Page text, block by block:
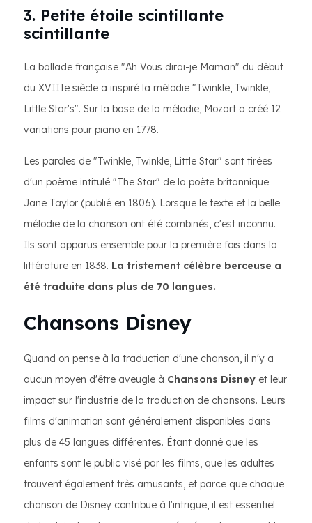
3. Petite étoile scintillante
scintillante
La ballade française "Ah Vous dirai-je Maman" du début
du XVIIIe siècle a inspiré la mélodie "Twinkle, Twinkle,
Little Star's". Sur la base de la mélodie, Mozart a créé 12
variations pour piano en 1778.
Les paroles de "Twinkle, Twinkle, Little Star" sont tirées
d'un poème intitulé "The Star" de la poète britannique
Jane Taylor (publié en 1806). Lorsque le texte et la belle
mélodie de la chanson ont été combinés, c'est inconnu.
Ils sont apparus ensemble pour la première fois dans la
littérature en 1838. La tristement célèbre berceuse a
été traduite dans plus de 70 langues.
Chansons Disney
Quand on pense à la traduction d'une chanson, il n'y a
aucun moyen d'être aveugle à Chansons Disney et leur
impact sur l'industrie de la traduction de chansons. Leurs
films d'animation sont généralement disponibles dans
plus de 45 langues différentes. Étant donné que les
enfants sont le public visé par les films, que les adultes
trouvent également très amusants, et parce que chaque
chanson de Disney contribue à l'intrigue, il est essentiel